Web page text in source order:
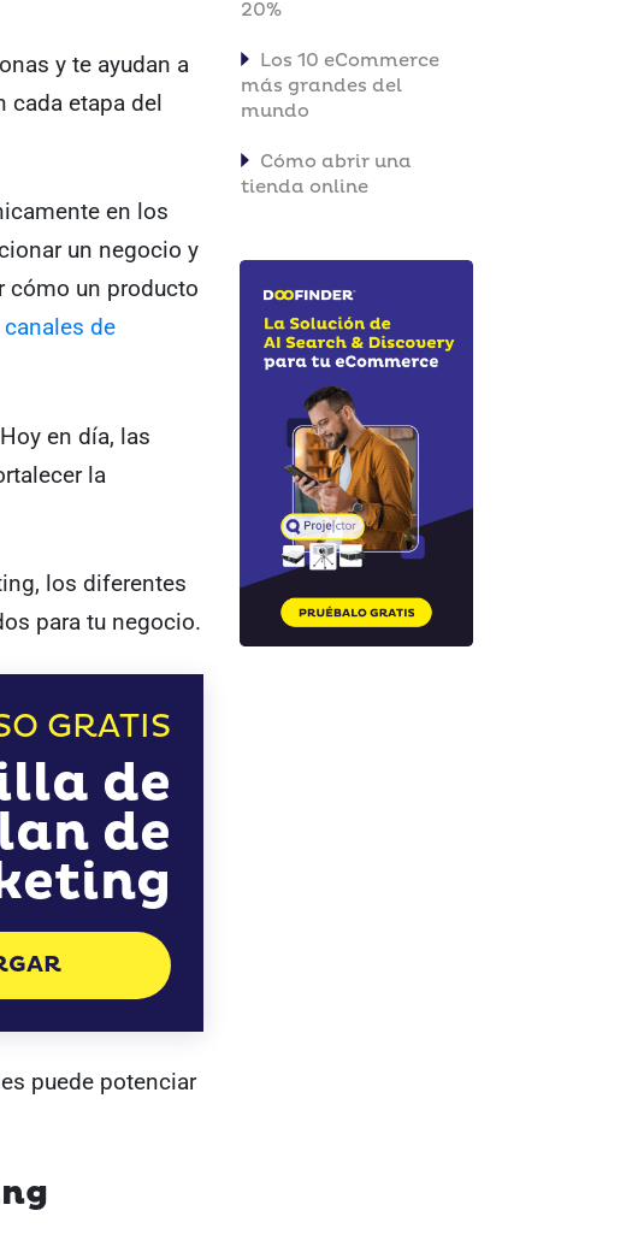
y te ayudan a
cada etapa del
en los
un negocio y
cómo un producto
canales de
en día, las
la
los diferentes
para tu negocio.
GRATIS
de
de
puede potenciar
20%
Los 10 eCommerce
más grandes del
mundo
Cómo abrir una
tienda online